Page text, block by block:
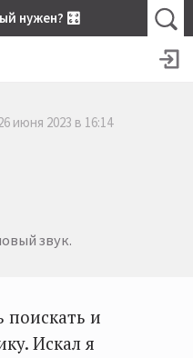
нужен? 🎛
июня 2023 в 16:14
звук.
поискать и
Искал я